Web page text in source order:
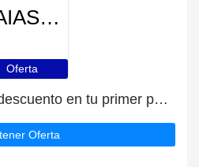
MAIASHOP
Oferta
Consigue un 9% de descuento en tu primer pedido en MAIASHOP
Oferta